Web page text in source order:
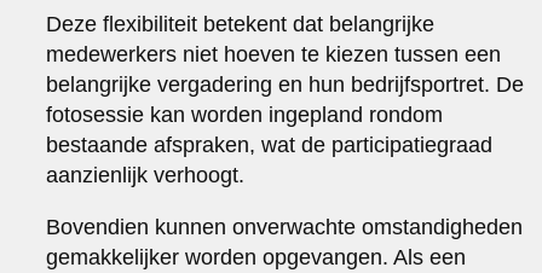
Deze flexibiliteit betekent dat belangrijke
medewerkers niet hoeven te kiezen tussen een
belangrijke vergadering en hun bedrijfsportret. De
fotosessie kan worden ingepland rondom
bestaande afspraken, wat de participatiegraad
aanzienlijk verhoogt.
Bovendien kunnen onverwachte omstandigheden
gemakkelijker worden opgevangen. Als een